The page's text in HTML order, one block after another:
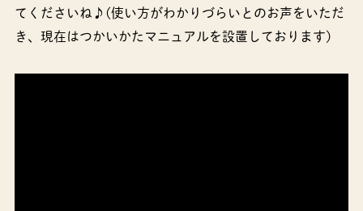
てくださいね♪(使い方がわかりづらいとのお声をいただ
き、現在はつかいかたマニュアルを設置しております)